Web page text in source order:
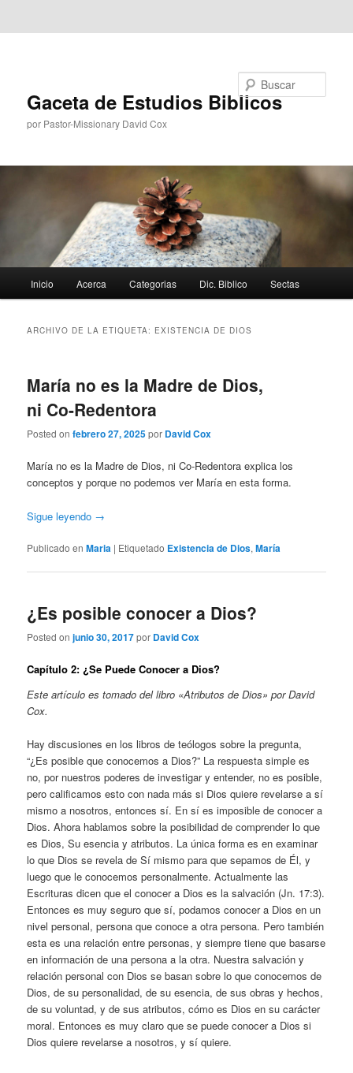
Gaceta de Estudios Biblicos
por Pastor-Missionary David Cox
principal
Inicio Acerca Categorias Dic. Biblico Sectas
ARCHIVO DE LA ETIQUETA: EXISTENCIA DE DIOS
María no es la Madre de Dios,
ni Co-Redentora
Posted onfebrero 27, 2025por David Cox
María no es la Madre de Dios, ni Co-Redentora explica los
conceptos y porque no podemos ver María en esta forma.
Sigue leyendo →
Publicado en Maria | Etiquetado Existencia de Dios,María
¿Es posible conocer a Dios?
Posted onjunio 30, 2017por David Cox
Capítulo 2: ¿Se Puede Conocer a Dios?
Este artículo es tomado del libro «Atributos de Dios» por David
Cox.
Hay discusiones en los libros de teólogos sobre la pregunta,
“¿Es posible que conocemos a Dios?” La respuesta simple es
no, por nuestros poderes de investigar y entender, no es posible,
pero calificamos esto con nada más si Dios quiere revelarse a sí
mismo a nosotros, entonces sí. En sí es imposible de conocer a
Dios. Ahora hablamos sobre la posibilidad de comprender lo que
es Dios, Su esencia y atributos. La única forma es en examinar
lo que Dios se revela de Sí mismo para que sepamos de Él, y
luego que le conocemos personalmente. Actualmente las
Escrituras dicen que el conocer a Dios es la salvación (Jn. 17:3).
Entonces es muy seguro que sí, podamos conocer a Dios en un
nivel personal, persona que conoce a otra persona. Pero también
esta es una relación entre personas, y siempre tiene que basarse
en información de una persona a la otra. Nuestra salvación y
relación personal con Dios se basan sobre lo que conocemos de
Dios, de su personalidad, de su esencia, de sus obras y hechos,
de su voluntad, y de sus atributos, cómo es Dios en su carácter
moral. Entonces es muy claro que se puede conocer a Dios si
Dios quiere revelarse a nosotros, y sí quiere.